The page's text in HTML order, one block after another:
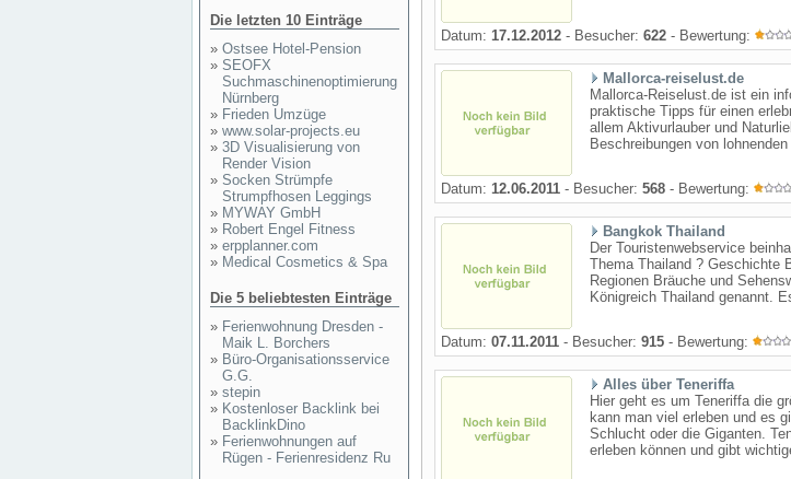
Die letzten 10 Einträge
» Ostsee Hotel-Pension
» SEOFX
Suchmaschinenoptimierung
Nürnberg
» Frieden Umzüge
» www.solar-projects.eu
» 3D Visualisierung von
Render Vision
» Socken Strümpfe
Strumpfhosen Leggings
» MYWAY GmbH
» Robert Engel Fitness
» erpplanner.com
» Medical Cosmetics & Spa
Die 5 beliebtesten Einträge
» Ferienwohnung Dresden -
Maik L. Borchers
» Büro-Organisationsservice
G.G.
» stepin
» Kostenloser Backlink bei
BacklinkDino
» Ferienwohnungen auf
Rügen - Ferienresidenz Ru
Datum: 17.12.2012 - Besucher: 622 - Bewertung:
Mallorca-reiselust.de
Mallorca-Reiselust.de ist ein
praktische Tipps für einen
allem Aktivurlauber und
Beschreibungen von
Datum: 12.06.2011 - Besucher: 568 - Bewertung:
Bangkok Thailand
Der Touristenwebservice
Thema Thailand ? Geschichte
Regionen Bräuche und
Königreich Thailand genannt.
Datum: 07.11.2011 - Besucher: 915 - Bewertung:
Alles über Teneriffa
Hier geht es um Teneriffa die
kann man viel erleben und es
Schlucht oder die Giganten.
erleben können und gibt